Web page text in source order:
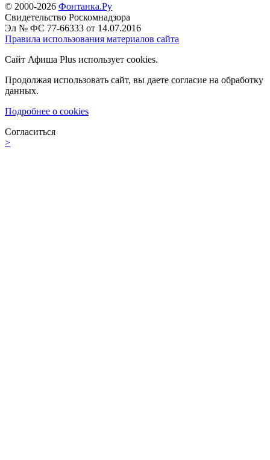
© 2000-2026 Фонтанка.Ру
Свидетельство Роскомнадзора
Эл № ФС 77-66333 от 14.07.2016
Правила использования материалов сайта
Сайт Афиша Plus использует cookies.
Продолжая использовать сайт, вы даете согласие на обработку
данных.
Подробнее о cookies
Согласиться
>